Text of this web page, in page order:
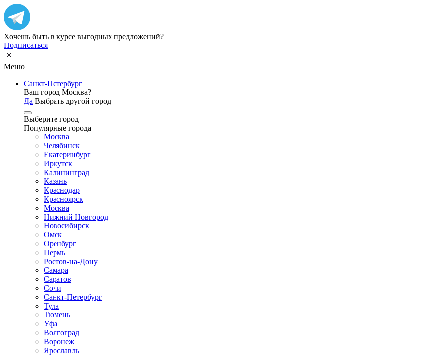
Хочешь быть в курсе выгодных предложений?
Подписаться
Меню
Санкт-Петербург
Ваш город Москва?
Да Выбрать другой город
Выберите город
Популярные города
Москва
Челябинск
Екатеринбург
Иркутск
Калининград
Казань
Краснодар
Красноярск
Москва
Нижний Новгород
Новосибирск
Омск
Оренбург
Пермь
Ростов-на-Дону
Самара
Саратов
Сочи
Санкт-Петербург
Тула
Тюмень
Уфа
Волгоград
Воронеж
Ярославль